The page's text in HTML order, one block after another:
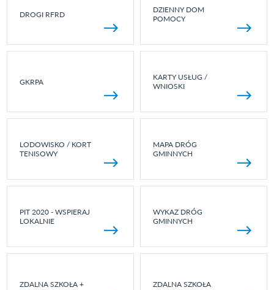
DROGI RFRD
DZIENNY DOM
POMOCY
GKRPA
KARTY USŁUG /
WNIOSKI
LODOWISKO / KORT
TENISOWY
MAPA DRÓG
GMINNYCH
PIT 2020 - WSPIERAJ
LOKALNIE
WYKAZ DRÓG
GMINNYCH
ZDALNA SZKOŁA + ZDALNA SZKOŁA